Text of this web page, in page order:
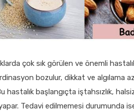
çok sık görülen ve önemli
bozulur, dikkat ve algılama
hastalık başlangıçta iştahsızlık,
Tedavi edilmemesi durumunda